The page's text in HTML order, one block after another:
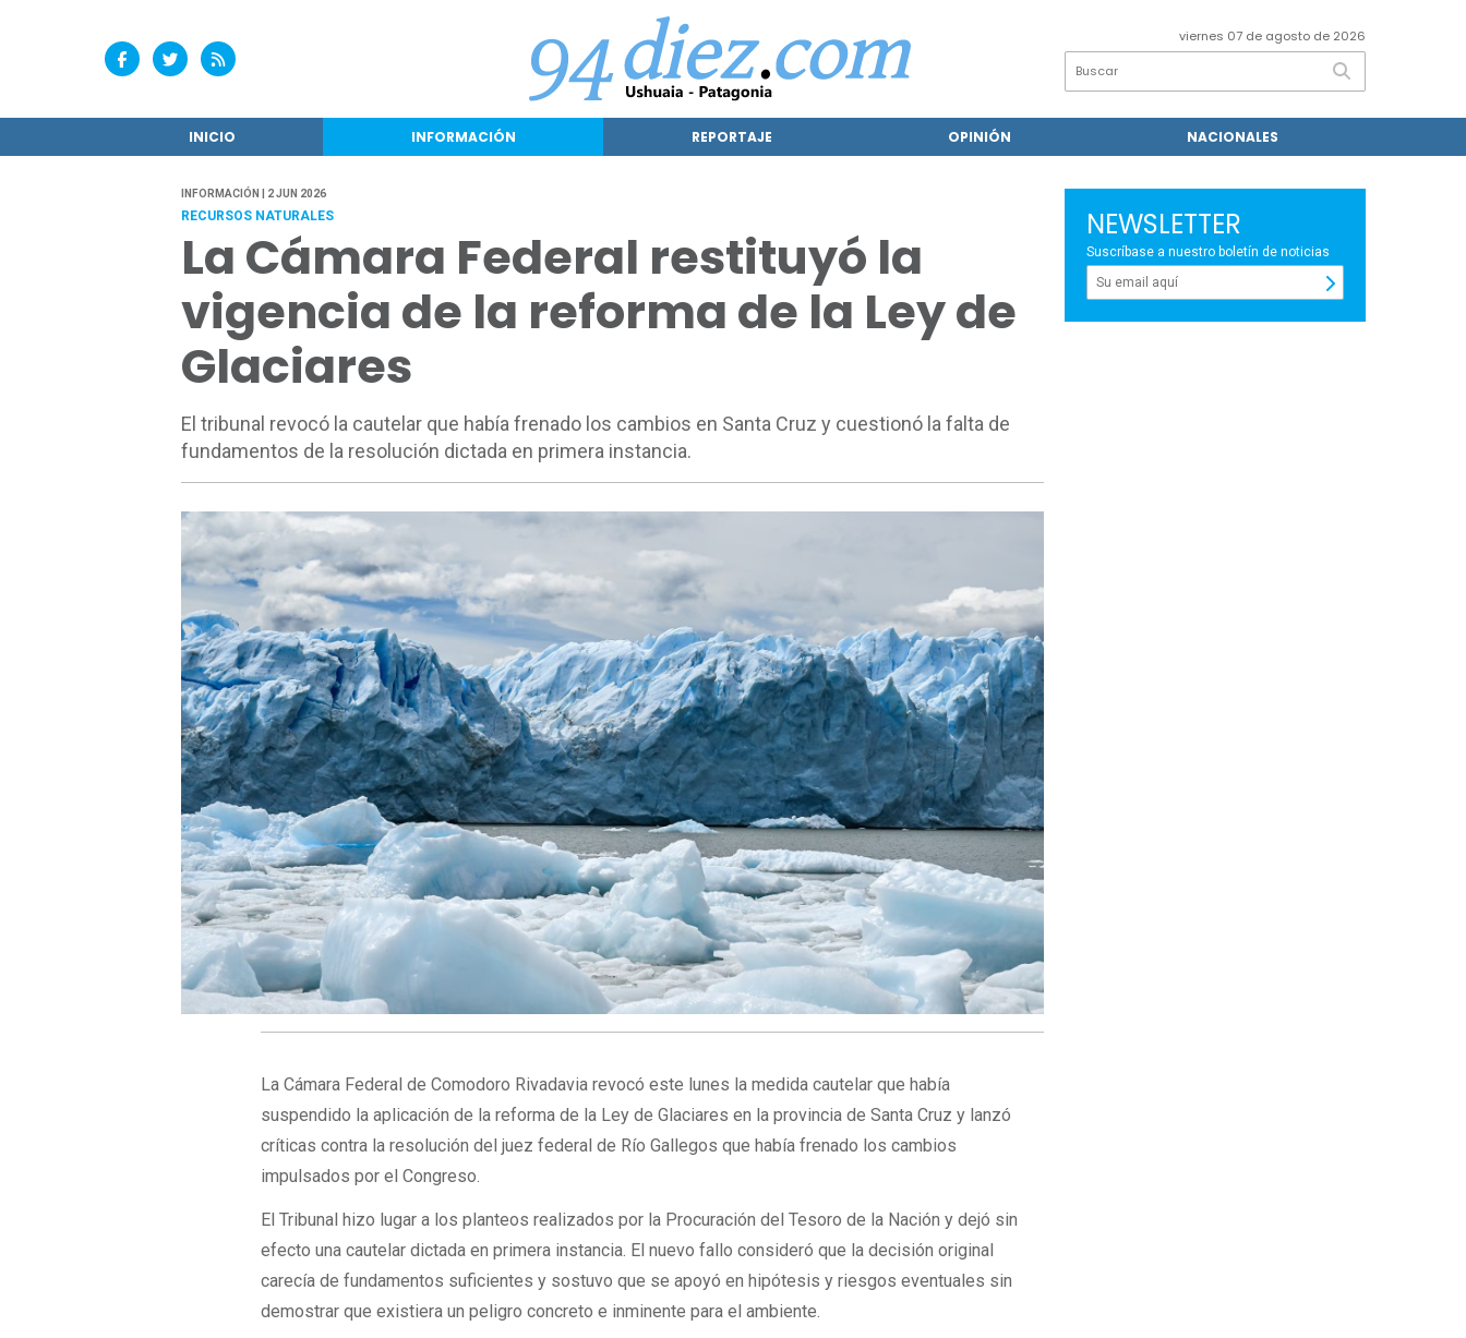
viernes 07 de agosto de 2026
INICIO INFORMACIÓN REPORTAJE OPINIÓN NACIONALES
INFORMACIÓN | 2 JUN 2026
RECURSOS NATURALES
La Cámara Federal restituyó la
vigencia de la reforma de la Ley de
Glaciares
El tribunal revocó la cautelar que había frenado los cambios en Santa Cruz y cuestionó la falta de
fundamentos de la resolución dictada en primera instancia.
La Cámara Federal de Comodoro Rivadavia revocó este lunes la medida cautelar que había
suspendido la aplicación de la reforma de la Ley de Glaciares en la provincia de Santa Cruz y lanzó
críticas contra la resolución del juez federal de Río Gallegos que había frenado los cambios
impulsados por el Congreso.
El Tribunal hizo lugar a los planteos realizados por la Procuración del Tesoro de la Nación y dejó sin
efecto una cautelar dictada en primera instancia. El nuevo fallo consideró que la decisión original
carecía de fundamentos suficientes y sostuvo que se apoyó en hipótesis y riesgos eventuales sin
demostrar que existiera un peligro concreto e inminente para el ambiente.
NEWSLETTER
Suscríbase a nuestro boletín de noticias